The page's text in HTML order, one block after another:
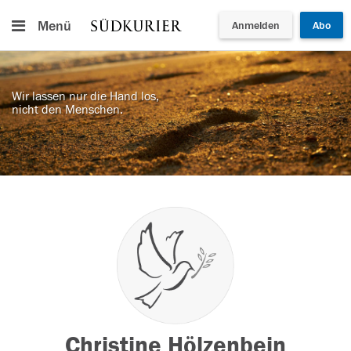
Menü Anmelden Abo
Wir lassen nur die Hand los,
nicht den Menschen.